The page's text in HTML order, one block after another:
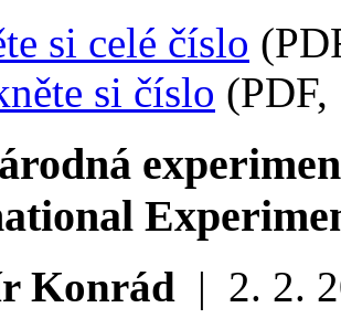
si celé číslo
si číslo
Konrád | 2. 2.